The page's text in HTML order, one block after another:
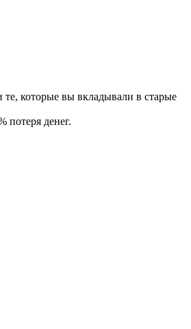
те, которые вы вкладывали в старые
потеря денег.